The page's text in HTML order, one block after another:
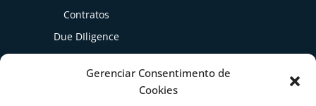
Gerenciar Consentimento de
Cookies
Contratos
Due DIligence
Gestão Tributária
Artigos